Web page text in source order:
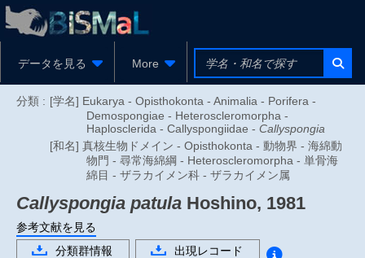
データを見る More
分類 : [学名] Eukarya - Opisthokonta - Animalia - Porifera -
Demospongiae - Heteroscleromorpha -
Haplosclerida - Callyspongiidae - Callyspongia
[和名] 真核生物ドメイン - Opisthokonta - 動物界 - 海綿動
物門 - 尋常海綿綱 - Heteroscleromorpha - 単骨海
綿目 - ザラカイメン科 - ザラカイメン属
Callyspongia patula Hoshino, 1981
参考文献を見る
分類群情報
出現レコード